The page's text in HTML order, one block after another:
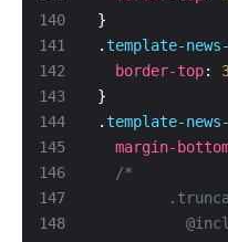
140
141
143
144
145
146
147
148
.template-
border-top:
.template-
margin-